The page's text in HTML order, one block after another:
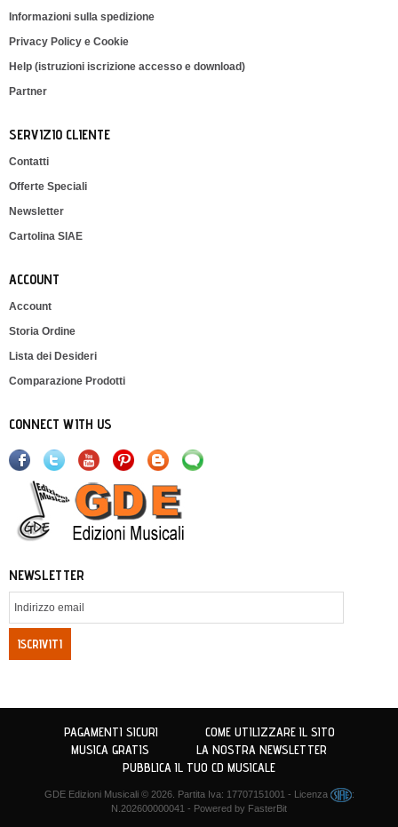
Informazioni sulla spedizione
Privacy Policy e Cookie
Help (istruzioni iscrizione accesso e download)
Partner
SERVIZIO CLIENTE
Contatti
Offerte Speciali
Newsletter
Cartolina SIAE
ACCOUNT
Account
Storia Ordine
Lista dei Desideri
Comparazione Prodotti
CONNECT WITH US
NEWSLETTER
ISCRIVITI
PAGAMENTI SICURI
COME UTILIZZARE IL SITO
MUSICA GRATIS
LA NOSTRA NEWSLETTER
PUBBLICA IL TUO CD MUSICALE
GDE Edizioni Musicali© 2026. Partita Iva: 17707151001 - Licenza
:
N.202600000041 - Powered by FasterBit